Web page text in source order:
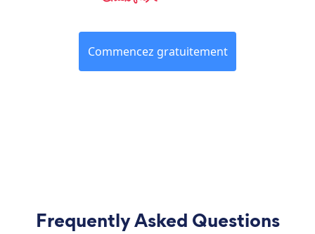
Commencez gratuitement
Frequently Asked Questions